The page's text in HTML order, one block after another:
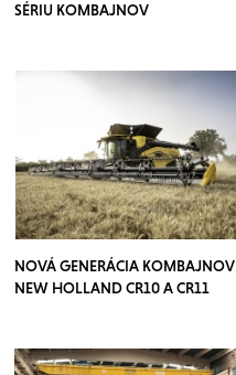
SÉRIU KOMBAJNOV
NOVÁ GENERÁCIA KOMBAJNOV
NEW HOLLAND CR10 A CR11